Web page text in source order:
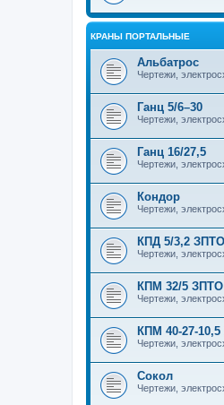
КРАНЫ ПОРТАЛЬНЫЕ
Альбатрос
Чертежи,
Ганц 5/6–30
Чертежи,
Ганц 16/27,5
Чертежи,
Кондор
Чертежи,
КПД 5/3,2
Чертежи,
КПМ 32/5
Чертежи,
КПМ 40-27-
Чертежи,
Сокол
Чертежи,